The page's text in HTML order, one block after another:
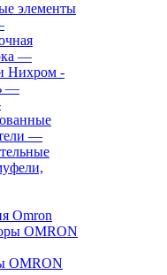
элементы
—
Нихром -
—
—
Omron
OMRON
OMRON